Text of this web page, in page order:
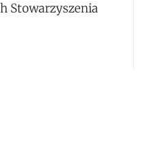
Stowarzyszenia